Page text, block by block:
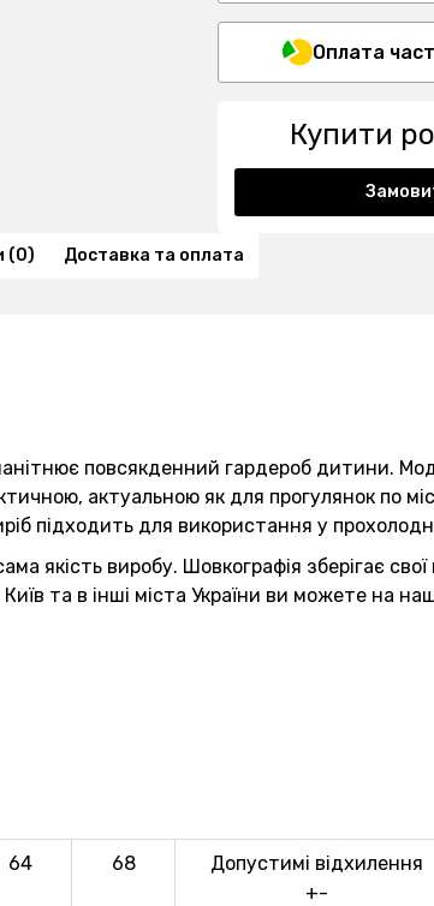
Оплата
Купити
(0) Доставка та оплата
повсякденний гардероб дитини.
актуальною як для прогулянок по
підходить для використання у
якість виробу. Шовкографія зберігає
та в інші міста України ви можете на
64 68
Допустимі відхилення
+-